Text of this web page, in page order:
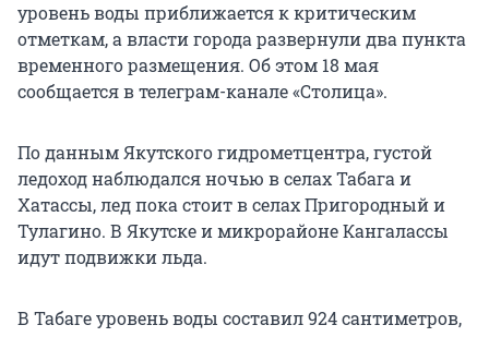
уровень воды приближается к критическим
отметкам, а власти города развернули два пункта
временного размещения. Об этом 18 мая
сообщается в телеграм-канале «Столица».
По данным Якутского гидрометцентра, густой
ледоход наблюдался ночью в селах Табага и
Хатассы, лед пока стоит в селах Пригородный и
Тулагино. В Якутске и микрорайоне Кангалассы
идут подвижки льда.
В Табаге уровень воды составил 924 сантиметров,